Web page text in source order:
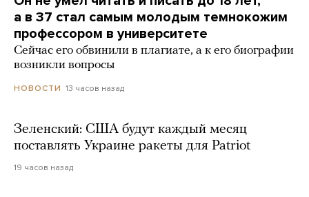
а в 37 стал самым молодым темнокожим
профессором в университете
Сейчас его обвинили в плагиате, а к его биографии
возникли вопросы
НОВОСТИ 13 часов назад
Зеленский: США будут каждый месяц
поставлять Украине ракеты для Patriot
19 часов назад